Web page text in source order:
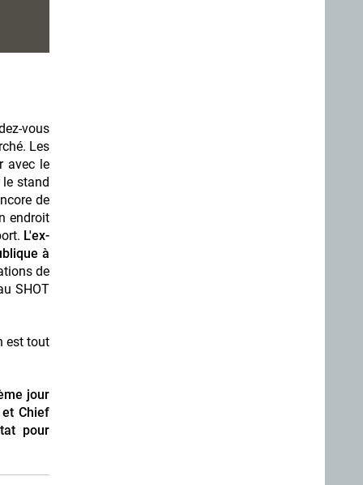
vous
Les
avec le
stand
de
endroit
L'ex-
à
de
SHOT
est tout
jour
Chief
pour